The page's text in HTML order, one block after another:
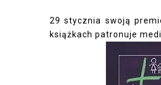
29 stycznia swoją
książkach patronuje